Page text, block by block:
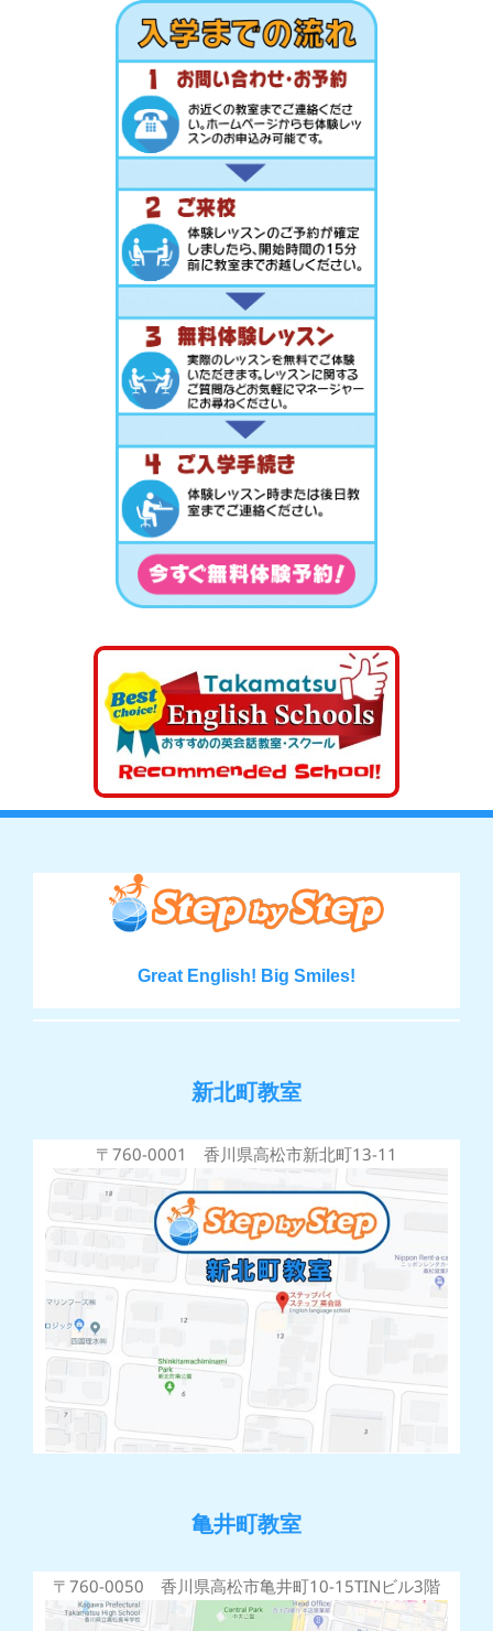
Great English! Big Smiles!
新北町教室
〒760-0001 香川県高松市新北町13-11
亀井町教室
〒760-0050 香川県高松市亀井町10-15TINビル3階